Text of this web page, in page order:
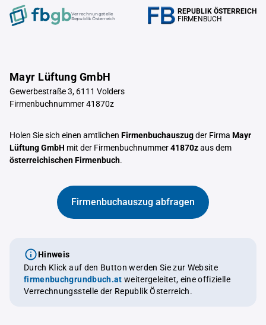
Verrechnungstelle
Republik Österreich
REPUBLIK ÖSTERREICH
FIRMENBUCH
Mayr Lüftung GmbH
Gewerbestraße 3, 6111 Volders
Firmenbuchnummer 41870z
Holen Sie sich einen amtlichen Firmenbuchauszugder Firma Mayr
Lüftung GmbH mit der Firmenbuchnummer41870zaus dem
österreichischen Firmenbuch.
Firmenbuchauszug abfragen
Hinweis
Durch Klick auf den Button werden Sie zur Website
firmenbuchgrundbuch.at weitergeleitet, eine offizielle
Verrechnungsstelle der Republik Österreich.